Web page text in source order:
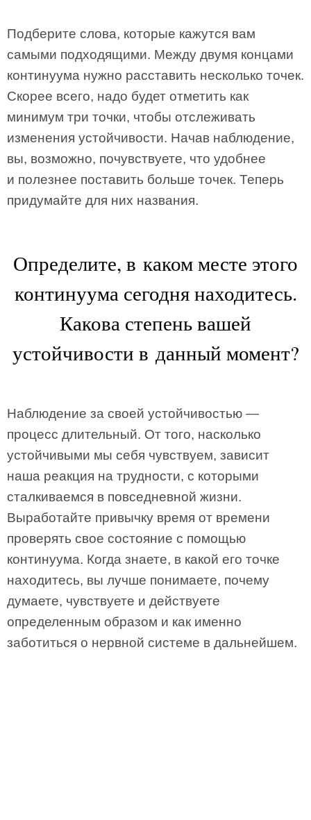
Подберите слова, которые кажутся вам
самыми подходящими. Между двумя концами
континуума нужно расставить несколько точек.
Скорее всего, надо будет отметить как
минимум три точки, чтобы отслеживать
изменения устойчивости. Начав наблюдение,
вы, возможно, почувствуете, что удобнее
и полезнее поставить больше точек. Теперь
придумайте для них названия.
Определите, в каком месте этого
континуума сегодня находитесь.
Какова степень вашей
устойчивости в данный момент?
Наблюдение за своей устойчивостью —
процесс длительный. От того, насколько
устойчивыми мы себя чувствуем, зависит
наша реакция на трудности, с которыми
сталкиваемся в повседневной жизни.
Выработайте привычку время от времени
проверять свое состояние с помощью
континуума. Когда знаете, в какой его точке
находитесь, вы лучше понимаете, почему
думаете, чувствуете и действуете
определенным образом и как именно
заботиться о нервной системе в дальнейшем.